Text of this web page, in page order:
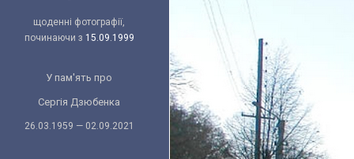
щоденні фотографії,
починаючи з 15.09.1999
У пам'ять про
Сергія Дзюбенка
26.03.1959 — 02.09.2021